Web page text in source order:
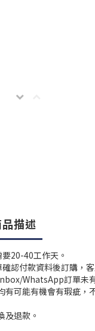
描述
20-40工作天。
認付款資料後訂購，
WhatsApp訂單未
有可能有機會有瑕疵，
及退款。